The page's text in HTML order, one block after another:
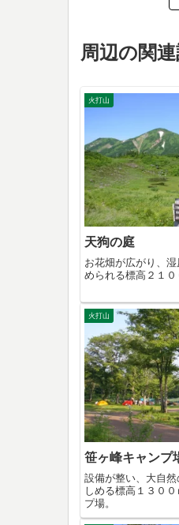
周辺の関
火打山
天狗の庭
お花畑が広がり、
められる標高２１０
火打山
笹ヶ峰キャンプ
設備が整い、大自
しめる標高１３０
プ場。